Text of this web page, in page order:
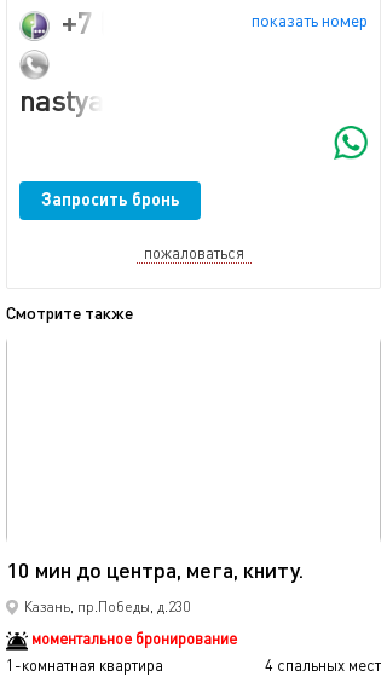
показать номер
+7 (986) 918-75-46
Запросить бронь
пожаловаться
Смотрите также
10 мин до центра, мега, книту.
Казань, пр.Победы, д.230
моментальное бронирование
1-комнатная квартира
4 спальных мест